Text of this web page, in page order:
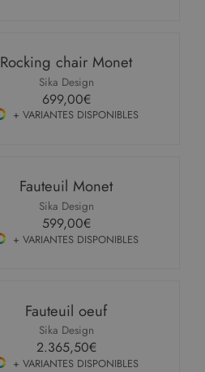
Rocking chair Monet
Sika Design
699,00€
+ VARIANTES DISPONIBLES
Fauteuil Monet
Sika Design
599,00€
+ VARIANTES DISPONIBLES
Fauteuil oeuf
Sika Design
2.365,50€
+ VARIANTES DISPONIBLES